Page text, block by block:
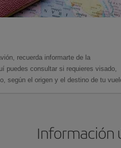
recuerda informarte de la
puedes consultar si requieres visado,
según el origen y el destino de tu
Información